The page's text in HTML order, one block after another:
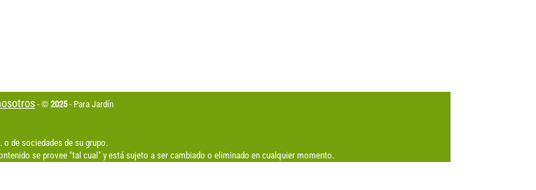
- © 2025- Para Jardín
de sociedades de su grupo.
se provee "tal cual" y está sujeto a ser cambiado o eliminado en cualquier momento.